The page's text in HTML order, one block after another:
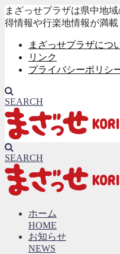
まざっせプラザは県中地
得情報や行楽地情報が満載
まざっせプラザにつ
リンク
プライバシーポリシ
SEARCH
SEARCH
ホーム
HOME
お知らせ
NEWS